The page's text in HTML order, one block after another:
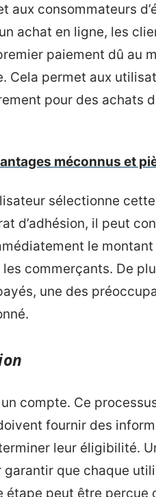
aux consommateurs
achat en ligne, les
paiement dû au
Cela permet aux
pour des achats
méconnus et
sélectionne
d’adhésion, il peut
le
commerçants. De
une des
compte. Ce
fournir des
leur éligibilité.
que chaque
étape peut être perçue